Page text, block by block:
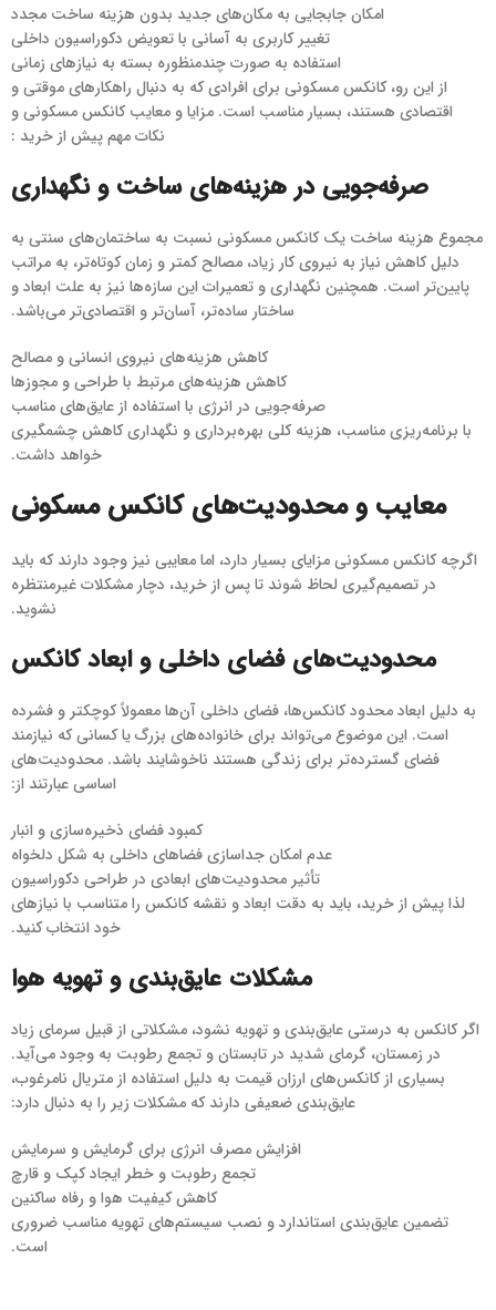
امکان جابجایی به مکان‌های جدید بدون هزینه ساخت مجدد
تغییر کاربری به آسانی با تعویض دکوراسیون داخلی
استفاده به صورت چندمنظوره بسته به نیازهای زمانی
از این رو، کانکس مسکونی برای افرادی که به دنبال راهکارهای موقتی و
اقتصادی هستند، بسیار مناسب است. مزایا و معایب کانکس مسکونی و
نکات مهم پیش از خرید :
صرفه‌جویی در هزینه‌های ساخت و نگهداری
مجموع هزینه ساخت یک کانکس مسکونی نسبت به ساختمان‌های سنتی به
دلیل کاهش نیاز به نیروی کار زیاد، مصالح کمتر و زمان کوتاه‌تر، به مراتب
پایین‌تر است. همچنین نگهداری و تعمیرات این سازه‌ها نیز به علت ابعاد و
ساختار ساده‌تر، آسان‌تر و اقتصادی‌تر می‌باشد.
کاهش هزینه‌های نیروی انسانی و مصالح
کاهش هزینه‌های مرتبط با طراحی و مجوزها
صرفه‌جویی در انرژی با استفاده از عایق‌های مناسب
با برنامه‌ریزی مناسب، هزینه کلی بهره‌برداری و نگهداری کاهش چشمگیری
خواهد داشت.
معایب و محدودیت‌های کانکس مسکونی
اگرچه کانکس مسکونی مزایای بسیار دارد، اما معایبی نیز وجود دارند که باید
در تصمیم‌گیری لحاظ شوند تا پس از خرید، دچار مشکلات غیرمنتظره
نشوید.
محدودیت‌های فضای داخلی و ابعاد کانکس
به دلیل ابعاد محدود کانکس‌ها، فضای داخلی آن‌ها معمولاً کوچکتر و فشرده
است. این موضوع می‌تواند برای خانواده‌های بزرگ یا کسانی که نیازمند
فضای گسترده‌تر برای زندگی هستند ناخوشایند باشد. محدودیت‌های
اساسی عبارتند از:
کمبود فضای ذخیره‌سازی و انبار
عدم امکان جداسازی فضاهای داخلی به شکل دلخواه
تأثیر محدودیت‌های ابعادی در طراحی دکوراسیون
لذا پیش از خرید، باید به دقت ابعاد و نقشه کانکس را متناسب با نیازهای
خود انتخاب کنید.
مشکلات عایق‌بندی و تهویه هوا
اگر کانکس به درستی عایق‌بندی و تهویه نشود، مشکلاتی از قبیل سرمای زیاد
در زمستان، گرمای شدید در تابستان و تجمع رطوبت به وجود می‌آید.
بسیاری از کانکس‌های ارزان قیمت به دلیل استفاده از متریال نامرغوب،
عایق‌بندی ضعیفی دارند که مشکلات زیر را به دنبال دارد:
افزایش مصرف انرژی برای گرمایش و سرمایش
تجمع رطوبت و خطر ایجاد کپک و قارچ
کاهش کیفیت هوا و رفاه ساکنین
تضمین عایق‌بندی استاندارد و نصب سیستم‌های تهویه مناسب ضروری
است.